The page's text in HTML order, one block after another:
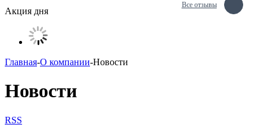
Все отзывы
Акция дня
Главная-О компании-Новости
Новости
RSS